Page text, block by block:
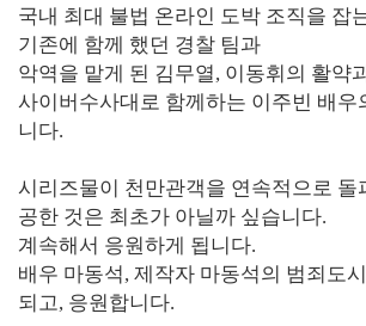
국내 최대 불법 온라인 도박 조직을 잡
기존에 함께 했던 경찰 팀과
악역을 맡게 된 김무열, 이동휘의 활약
사이버수사대로 함께하는 이주빈 배우
니다.
시리즈물이 천만관객을 연속적으로 돌
공한 것은 최초가 아닐까 싶습니다.
계속해서 응원하게 됩니다.
배우 마동석, 제작자 마동석의 범죄도
되고, 응원합니다.